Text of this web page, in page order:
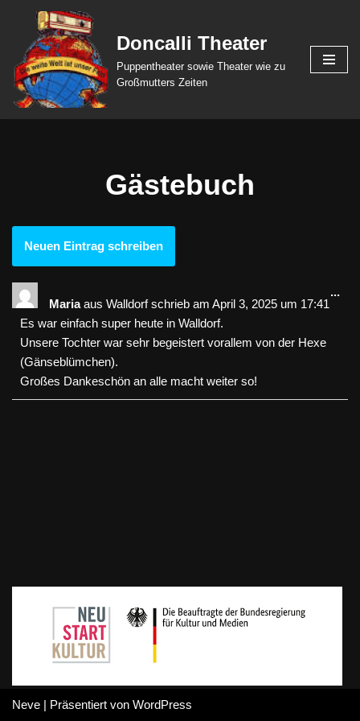
Zum
Inhalt
springen
Doncalli Theater
Puppentheater sowie Theater wie zu
Großmutters Zeiten
Gästebuch
Mariaaus Walldorf schrieb am April 3, 2025 um 17:41
Es war einfach super heute in Walldorf.
Unsere Tochter war sehr begeistert vorallem von der Hexe
(Gänseblümchen).
Großes Dankeschön an alle macht weiter so!
...
Neve | Präsentiert von WordPress